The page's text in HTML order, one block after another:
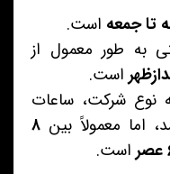
تا جمعه است.
به طور معمول از
است.
شرکت، ساعات
اما معمولاً بین ۸
است.